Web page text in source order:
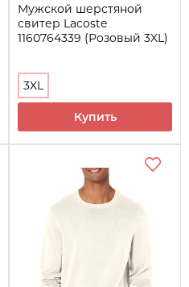
Мужской шерстяной
свитер Lacoste
1160764339 (Розовый 3XL)
3XL
Купить